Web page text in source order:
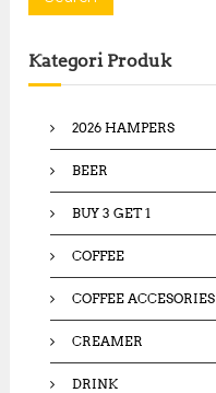
r
h
f
Kategori Produk
2026 HAMPERS
BEER
BUY 3 GET 1
COFFEE
COFFEE ACCESORIES
CREAMER
DRINK